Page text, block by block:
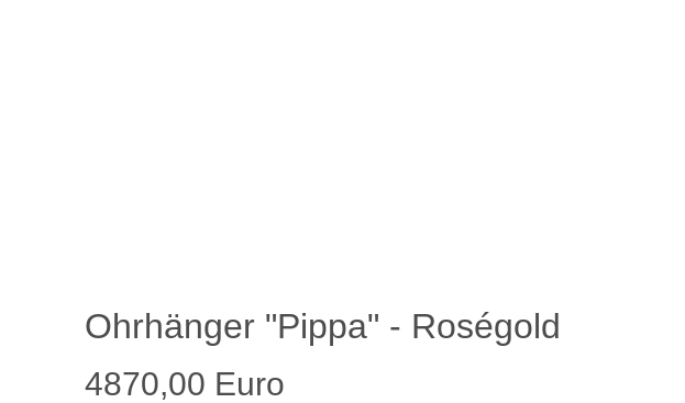
Ohrhänger "Pippa" - Roségold
4870,00 Euro